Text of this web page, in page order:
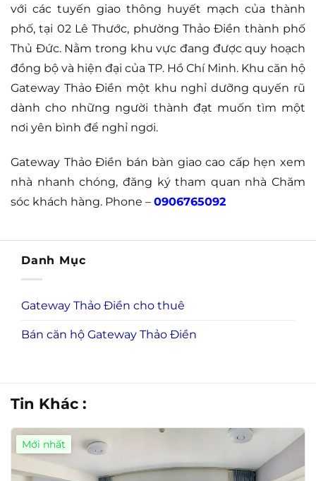
với các tuyến giao thông huyết mạch của thành
phố, tại 02 Lê Thước, phường Thảo Điền thành phố
Thủ Đức. Nằm trong khu vực đang được quy hoạch
đồng bộ và hiện đại của TP. Hồ Chí Minh. Khu căn hộ
Gateway Thảo Điền một khu nghỉ dưỡng quyến rũ
dành cho những người thành đạt muốn tìm một
nơi yên bình để nghỉ ngơi.
Gateway Thảo Điền bán bàn giao cao cấp hẹn xem
nhà nhanh chóng, đăng ký tham quan nhà Chăm
sóc khách hàng. Phone – 0906765092
Danh Mục
Gateway Thảo Điền cho thuê
Bán căn hộ Gateway Thảo Điền
Tin Khác :
Mới nhất